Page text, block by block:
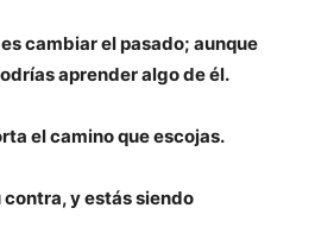
cambiar el pasado; aunque
aprender algo de él.
el camino que escojas.
contra, y estás siendo